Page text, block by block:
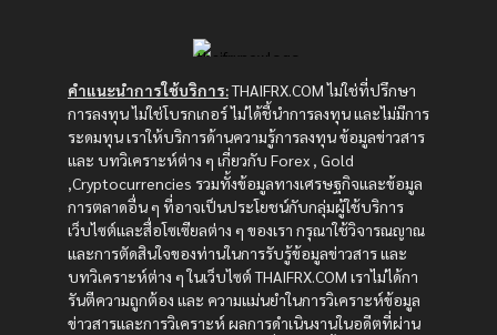
คำแนะนำการใช้บริการ:THAIFRX.COM ไม่ใช่ที่ปรึกษา
การลงทุน ไม่ใช่โบรกเกอร์ ไม่ได้ชี้นำการลงทุน และไม่มีการ
ระดมทุน เราให้บริการด้านความรู้การลงทุน ข้อมูลข่าวสาร
และ บทวิเคราะห์ต่าง ๆ เกี่ยวกับ Forex , Gold
,Cryptocurrencies รวมทั้งข้อมูลทางเศรษฐกิจและข้อมูล
การตลาดอื่น ๆ ที่อาจเป็นประโยชน์กับกลุ่มผู้ใช้บริการ
เว็บไซต์และสื่อโซเซียลต่าง ๆ ของเรา กรุณาใช้วิจารณญาณ
และการตัดสินใจของท่านในการรับรู้ข้อมูลข่าวสาร และ
บทวิเคราะห์ต่าง ๆ ในเว็บไซต์ THAIFRX.COM เราไม่ได้กา
รันตีความถูกต้อง และ ความแม่นยำในการวิเคราะห์ข้อมูล
ข่าวสารและการวิเคราะห์ ผลการดำเนินงานในอดีตที่ผ่าน